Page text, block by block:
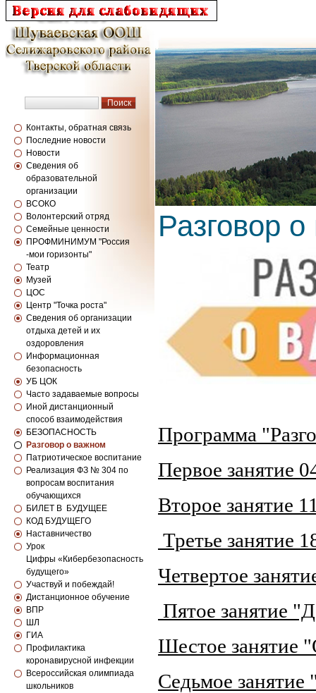
Контакты, обратная связь
Последние новости
Новости
Сведения об
образовательной
организации
ВСОКО
Волонтерский отряд
Семейные ценности
ПРОФМИНИМУМ "Россия
-мои горизонты"
Театр
Музей
ЦОС
Центр "Точка роста"
Сведения об организации
отдыха детей и их
оздоровления
Информационная
безопасность
УБ ЦОК
Часто задаваемые вопросы
Иной дистанционный
способ взаимодействия
БЕЗОПАСНОСТЬ
Разговор о важном
Патриотическое воспитание
Реализация ФЗ № 304 по
вопросам воспитания
обучающихся
БИЛЕТ В БУДУЩЕЕ
КОД БУДУЩЕГО
Наставничество
Урок
Цифры «Кибербезопасность
будущего»
Участвуй и побеждай!
Дистанционное обучение
ВПР
ШЛ
ГИА
Профилактика
коронавирусной инфекции
Всероссийская олимпиада
школьников
Разговор
Программа
Первое занятие
Второе занятие
Третье занятие
Четвертое
Пятое занятие
Шестое занятие
Седьмое занятие